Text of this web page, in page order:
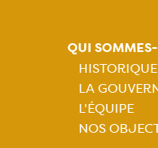
QUI
HISTORIQUE
LA
L'ÉQUIPE
NOS